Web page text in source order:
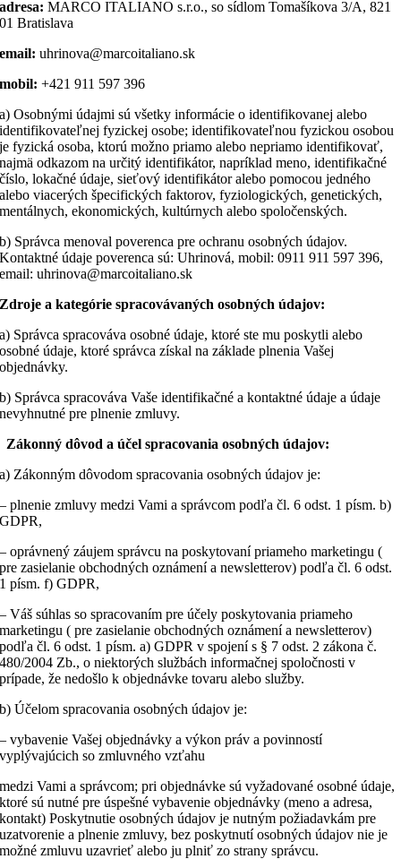
adresa:MARCO ITALIANO s.r.o., so sídlom Tomašíkova 3/A, 821
01 Bratislava
email: uhrinova@marcoitaliano.sk
mobil: +421 911 597 396
a) Osobnými údajmi sú všetky informácie o identifikovanej alebo
identifikovateľnej fyzickej osobe; identifikovateľnou fyzickou osobou
je fyzická osoba, ktorú možno priamo alebo nepriamo identifikovať,
najmä odkazom na určitý identifikátor, napríklad meno, identifikačné
číslo, lokačné údaje, sieťový identifikátor alebo pomocou jedného
alebo viacerých špecifických faktorov, fyziologických, genetických,
mentálnych, ekonomických, kultúrnych alebo spoločenských.
b) Správca menoval poverenca pre ochranu osobných údajov.
Kontaktné údaje poverenca sú: Uhrinová, mobil: 0911 911 597 396,
email: uhrinova@marcoitaliano.sk
Zdroje a kategórie spracovávaných osobných údajov:
a) Správca spracováva osobné údaje, ktoré ste mu poskytli alebo
osobné údaje, ktoré správca získal na základe plnenia Vašej
objednávky.
b) Správca spracováva Vaše identifikačné a kontaktné údaje a údaje
nevyhnutné pre plnenie zmluvy.
Zákonný dôvod a účel spracovania osobných údajov:
a) Zákonným dôvodom spracovania osobných údajov je:
– plnenie zmluvy medzi Vami a správcom podľa čl. 6 odst. 1 písm. b)
GDPR,
– oprávnený záujem správcu na poskytovaní priameho marketingu (
pre zasielanie obchodných oznámení a newsletterov) podľa čl. 6 odst.
1 písm. f) GDPR,
– Váš súhlas so spracovaním pre účely poskytovania priameho
marketingu ( pre zasielanie obchodných oznámení a newsletterov)
podľa čl. 6 odst. 1 písm. a) GDPR v spojení s § 7 odst. 2 zákona č.
480/2004 Zb., o niektorých službách informačnej spoločnosti v
prípade, že nedošlo k objednávke tovaru alebo služby.
b) Účelom spracovania osobných údajov je:
– vybavenie Vašej objednávky a výkon práv a povinností
vyplývajúcich so zmluvného vzťahu
medzi Vami a správcom; pri objednávke sú vyžadované osobné údaje,
ktoré sú nutné pre úspešné vybavenie objednávky (meno a adresa,
kontakt) Poskytnutie osobných údajov je nutným požiadavkám pre
uzatvorenie a plnenie zmluvy, bez poskytnutí osobných údajov nie je
možné zmluvu uzavrieť alebo ju plniť zo strany správcu.